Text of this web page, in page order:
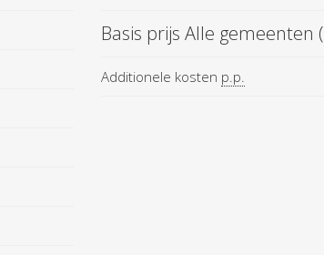
Basis prijs Alle gemeenten (
Additionele kosten p.p.